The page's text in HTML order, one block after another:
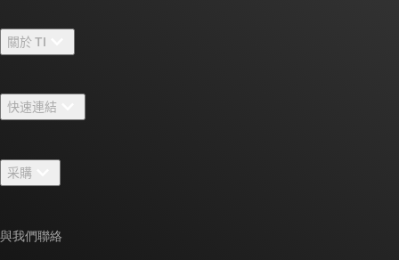
關於 TI
人才招募
新聞室
活動
快速連結
TI E2E™ 設計支援論壇
交互參考搜索
采購
與我們聯絡